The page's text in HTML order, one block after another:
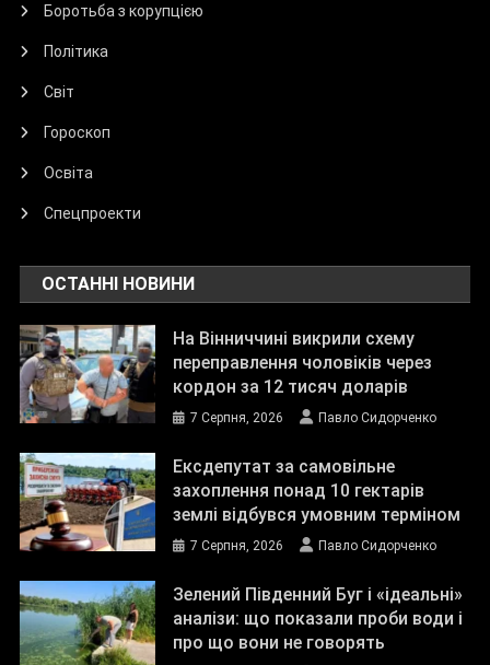
Боротьба з корупцією
Політика
Світ
Гороскоп
Освіта
Спецпроекти
ОСТАННІ НОВИНИ
На Вінниччині викрили схему
переправлення чоловіків через
кордон за 12 тисяч доларів
7 Серпня, 2026 Павло Сидорченко
Ексдепутат за самовільне
захоплення понад 10 гектарів
землі відбувся умовним терміном
7 Серпня, 2026 Павло Сидорченко
Зелений Південний Буг і «ідеальні»
аналізи: що показали проби води і
про що вони не говорять